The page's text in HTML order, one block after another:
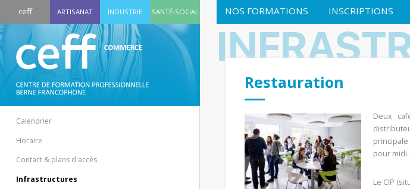
NOS FORMATIONS INSCRIPTIONS
Restauration
Deux
pour midi.
Le CIP
ceff ARTISANAT INDUSTRIE SANTÉ-SOCIAL
Calendrier
Horaire
Contact & plans d'accès
Infrastructures